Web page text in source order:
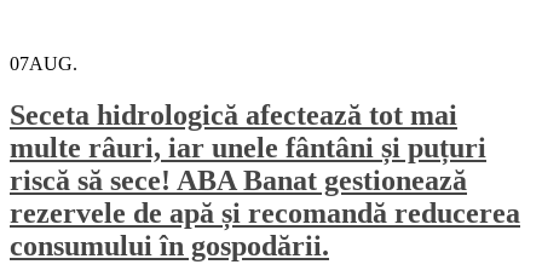
07AUG.
Seceta hidrologică afectează tot mai
multe râuri, iar unele fântâni și puțuri
riscă să sece! ABA Banat gestionează
rezervele de apă și recomandă reducerea
consumului în gospodării.